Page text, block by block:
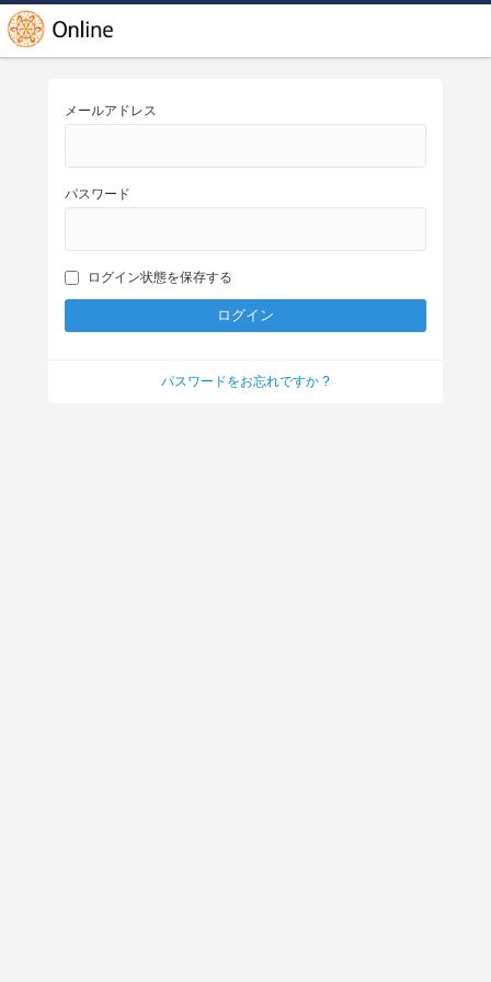
メールアドレス
パスワード
ログイン状態を保存する
パスワードをお忘れですか ?